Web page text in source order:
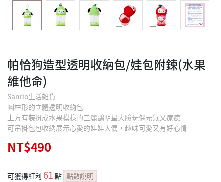
帕恰狗造型透明收納包/娃包附鍊(水果
維他命)
Sanrio生活雜貨
圓柱形的立體透明收納包
上方有裝扮成水果模樣的三麗鷗明星大臉玩偶元氣又療癒
可吊掛包包收納展示心愛的娃娃人偶，趣味可愛又有好心情
NT$490
可獲得紅利 61 點 點數說明